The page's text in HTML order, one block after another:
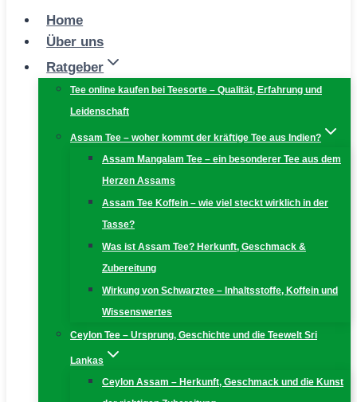
Home
Über uns
Ratgeber
Tee online kaufen bei Teesorte – Qualität, Erfahrung und
Leidenschaft
Assam Tee – woher kommt der kräftige Tee aus Indien?
Assam Mangalam Tee – ein besonderer Tee aus dem
Herzen Assams
Assam Tee Koffein – wie viel steckt wirklich in der
Tasse?
Was ist Assam Tee? Herkunft, Geschmack &
Zubereitung
Wirkung von Schwarztee – Inhaltsstoffe, Koffein und
Wissenswertes
Ceylon Tee – Ursprung, Geschichte und die Teewelt Sri
Lankas
Ceylon Assam – Herkunft, Geschmack und die Kunst